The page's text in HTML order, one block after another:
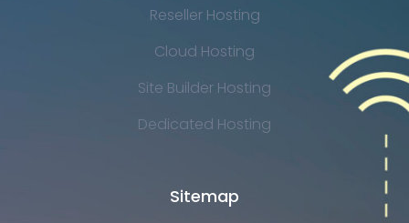
Reseller Hosting
Cloud Hosting
Site Builder Hosting
Dedicated Hosting
Sitemap